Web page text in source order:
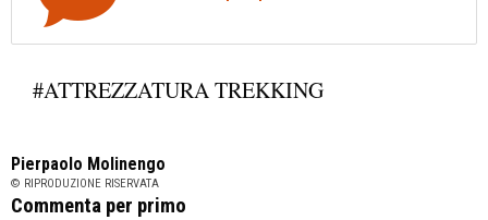
#ATTREZZATURA TREKKING
Pierpaolo Molinengo
© RIPRODUZIONE RISERVATA
Commenta per primo